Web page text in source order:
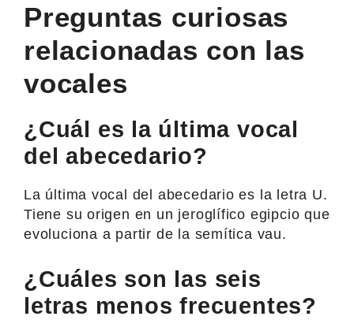
Preguntas curiosas
relacionadas con las
vocales
¿Cuál es la última vocal
del abecedario?
La última vocal del abecedario es la letra U.
Tiene su origen en un jeroglífico egipcio que
evoluciona a partir de la semítica vau.
¿Cuáles son las seis
letras menos frecuentes?